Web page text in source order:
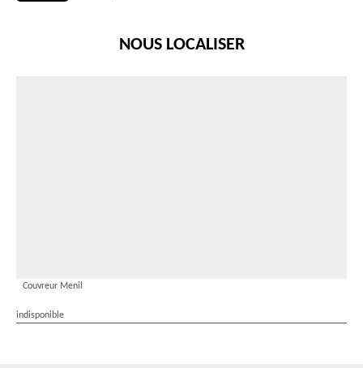
NOUS LOCALISER
Couvreur Menil
indisponible